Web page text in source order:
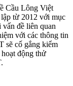
Cầu Lông Việt
từ 2012 với mục
đề liên quan
với các thông tin
sẽ cố gắng kiểm
hoạt động thử